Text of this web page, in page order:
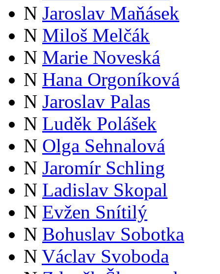
N Jaroslav Maňásek
N Miloš Melčák
N Marie Noveská
N Hana Orgoníková
N Jaroslav Palas
N Luděk Polášek
N Olga Sehnalová
N Jaromír Schling
N Ladislav Skopal
N Evžen Snítilý
N Bohuslav Sobotka
N Václav Svoboda